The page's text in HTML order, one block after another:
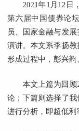
2021年1月12日
第六届中国债券论
员、国家金融与发
演讲。本文系李扬
形成过程中，彭兴韵
本文上篇为回顾
论；下篇则选择了
进行分析，即超低利